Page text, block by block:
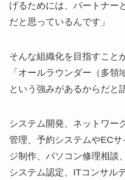
げるためには、パートナー
だと思っているんです」
そんな組織化を目指すこと
「オールラウンダー（多領
という強みがあるからだと
システム開発、ネットワー
管理、予約システムやEC
ジ制作、パソコン修理相談
システム認定、ITコンサル